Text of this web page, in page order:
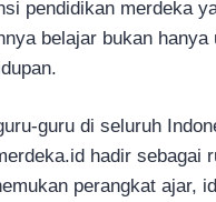
pendidikan merdeka
belajar bukan hanya
guru di seluruh
hadir sebagai
perangkat ajar,